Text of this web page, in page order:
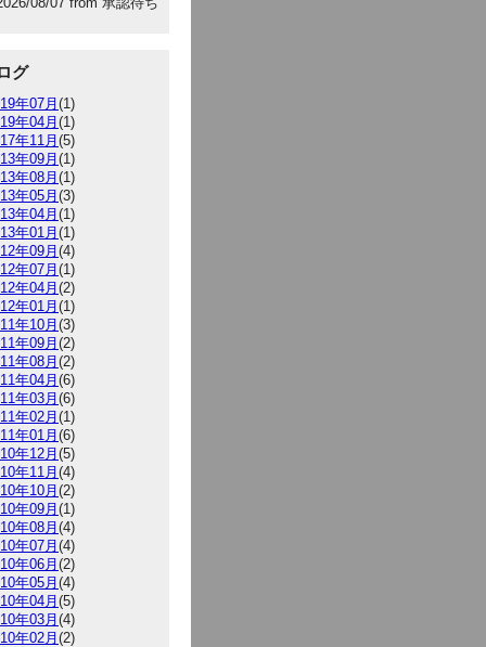
グ
年07月 (1)
年04月 (1)
年11月 (5)
年09月 (1)
年08月 (1)
年05月 (3)
年04月 (1)
年01月 (1)
年09月 (4)
年07月 (1)
年04月 (2)
年01月 (1)
年10月 (3)
年09月 (2)
年08月 (2)
年04月 (6)
年03月 (6)
年02月 (1)
年01月 (6)
年12月 (5)
年11月 (4)
年10月 (2)
年09月 (1)
年08月 (4)
年07月 (4)
年06月 (2)
年05月 (4)
年04月 (5)
年03月 (4)
年02月 (2)